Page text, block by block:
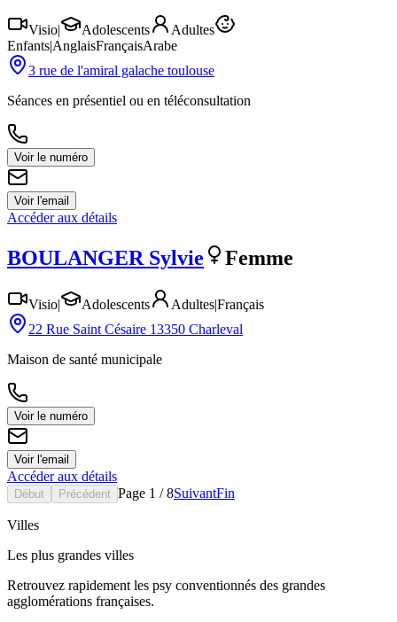
Visio| Adolescents
Adultes
Enfants|AnglaisFrançaisArabe
3 rue de l'amiral galache toulouse
Séances en présentiel ou en téléconsultation
Voir le numéro
Voir l'email
Accéder aux détails
BOULANGER Sylvie Femme
Visio| Adolescents Adultes|Français
22 Rue Saint Césaire 13350 Charleval
Maison de santé municipale
Voir le numéro
Voir l'email
Accéder aux détails
Début Précédent Page 1 /8SuivantFin
Villes
Les plus grandes villes
Retrouvez rapidement les psy conventionnés des grandes
agglomérations françaises.